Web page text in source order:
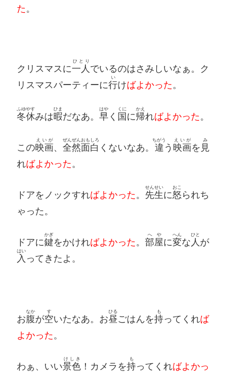
た。
クリスマスに一人
ひとり
でいるのはさみしいなぁ。ク
リスマスパーティーに行
い
けばよかった。
冬休
ふゆやす
みは暇
ひま
だなあ。早
はや
く 国
くに
に帰
かえ
ればよかった 。
この映画
えいが
、全然
ぜんぜん
面白
おもしろ
くないなあ。 違
ちがう
う 映画
えいが
を 見
み
ればよかった 。
ドアをノックすればよかった 。 先生
せんせい
に怒
おこ
られち
ゃった。
ドアに鍵
かぎ
をかければよかった。部屋
へや
に変
へん
な 人
ひと
が
入
はい
ってきたよ。
お腹
なか
が空
す
いたなあ。お昼
ひる
ごはんを持
も
ってくれば
よかった 。
わぁ、いい景色
けしき
！カメラを持
も
ってくればよかっ